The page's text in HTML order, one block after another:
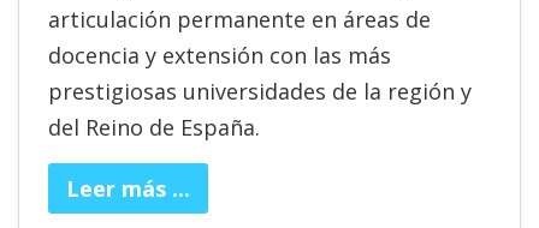
articulación permanente en áreas de
docencia y extensión con las más
prestigiosas universidades de la región y
del Reino de España.
Leer más ...